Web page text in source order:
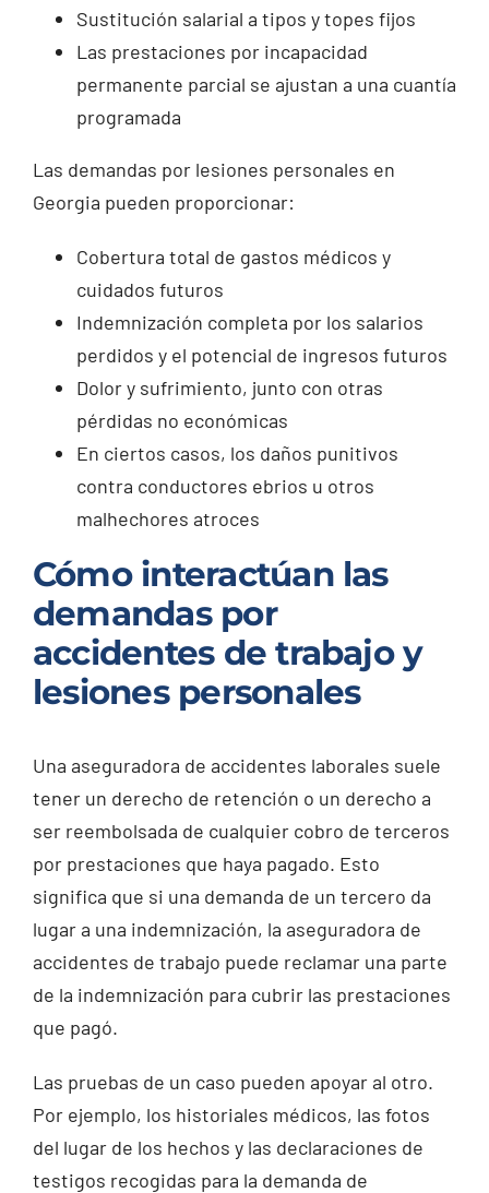
Sustitución salarial a tipos y topes fijos
Las prestaciones por incapacidad
permanente parcial se ajustan a una cuantía
programada
Las demandas por lesiones personales en
Georgia pueden proporcionar:
Cobertura total de gastos médicos y
cuidados futuros
Indemnización completa por los salarios
perdidos y el potencial de ingresos futuros
Dolor y sufrimiento, junto con otras
pérdidas no económicas
En ciertos casos, los daños punitivos
contra conductores ebrios u otros
malhechores atroces
Cómo interactúan las
demandas por
accidentes de trabajo y
lesiones personales
Una aseguradora de accidentes laborales suele
tener un derecho de retención o un derecho a
ser reembolsada de cualquier cobro de terceros
por prestaciones que haya pagado. Esto
significa que si una demanda de un tercero da
lugar a una indemnización, la aseguradora de
accidentes de trabajo puede reclamar una parte
de la indemnización para cubrir las prestaciones
que pagó.
Las pruebas de un caso pueden apoyar al otro.
Por ejemplo, los historiales médicos, las fotos
del lugar de los hechos y las declaraciones de
testigos recogidas para la demanda de